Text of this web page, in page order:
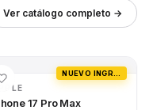
Ver catálogo completo →
17 Pro Max